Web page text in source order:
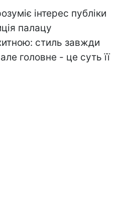
інтерес публіки
палацу
стиль завжди
головне - це суть її